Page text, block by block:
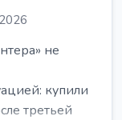
не
купили
третьей